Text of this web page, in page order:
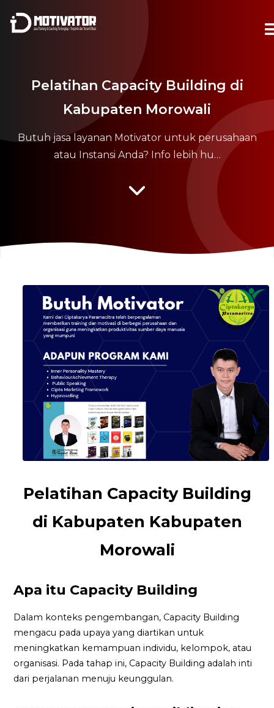
Pelatihan Capacity Building di
Kabupaten Morowali
Butuh jasa layanan Motivator untuk perusahaan
atau Instansi Anda? Info lebih hu…
Pelatihan Capacity Building
di Kabupaten Kabupaten
Morowali
Apa itu Capacity Building
Dalam konteks pengembangan, Capacity Building
mengacu pada upaya yang diartikan untuk
meningkatkan kemampuan individu, kelompok, atau
organisasi. Pada tahap ini, Capacity Building adalah inti
dari perjalanan menuju keunggulan.